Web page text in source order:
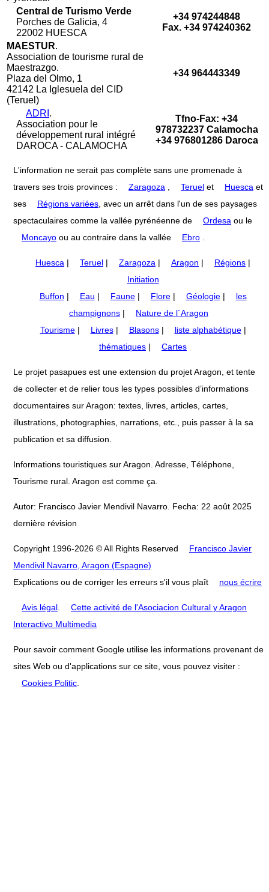
Central de Turismo Verde
Porches de Galicia, 4
22002 HUESCA
+34 974244848
Fax. +34 974240362
MAESTUR.
Association de tourisme rural de
Maestrazgo.
Plaza del Olmo, 1
42142 La Iglesuela del CID
(Teruel)
+34 964443349
ADRI .
Association pour le
développement rural intégré
DAROCA - CALAMOCHA
Tfno-Fax: +34
978732237 Calamocha
+34 976801286 Daroca
L'information ne serait pas complète sans une promenade à
travers ses trois provinces :
Zaragoza Teruel et Huesca et
ses
Régions variées , avec un arrêt dans l'un de ses paysages
spectaculaires comme la vallée pyrénéenne de
Ordesa ou le
Moncayo ou au contraire dans la vallée Ebro
Huesca | Teruel | Zaragoza | Aragon | Régions |
Initiation
Buffon | Eau | Faune| Flore| Géologie|
les
champignons |
Nature de l´Aragon
Tourisme| Livres| Blasons| liste alphabétique|
thématiques | Cartes
Le projet pasapues est une extension du projet Aragon, et tente
de collecter et de relier tous les types possibles d’informations
documentaires sur Aragon: textes, livres, articles, cartes,
illustrations, photographies, narrations, etc., puis passer à la sa
publication et sa diffusion.
Informations touristiques sur Aragon. Adresse, Téléphone,
Tourisme rural. Aragon est comme ça.
Autor: Francisco Javier Mendivil Navarro. Fecha: 22 août 2025
dernière révision
Copyright 1996-2026 © All Rights Reserved
Francisco Javier
Mendivil Navarro, Aragon (Espagne)
Explications ou de corriger les erreurs s'il vous plaît
nous écrire
Avis légal
Cette activité de l'Asociacion Cultural y Aragon
Interactivo Multimedia
Pour savoir comment Google utilise les informations provenant de
sites Web ou d'applications sur ce site, vous pouvez visiter :
Cookies Politic